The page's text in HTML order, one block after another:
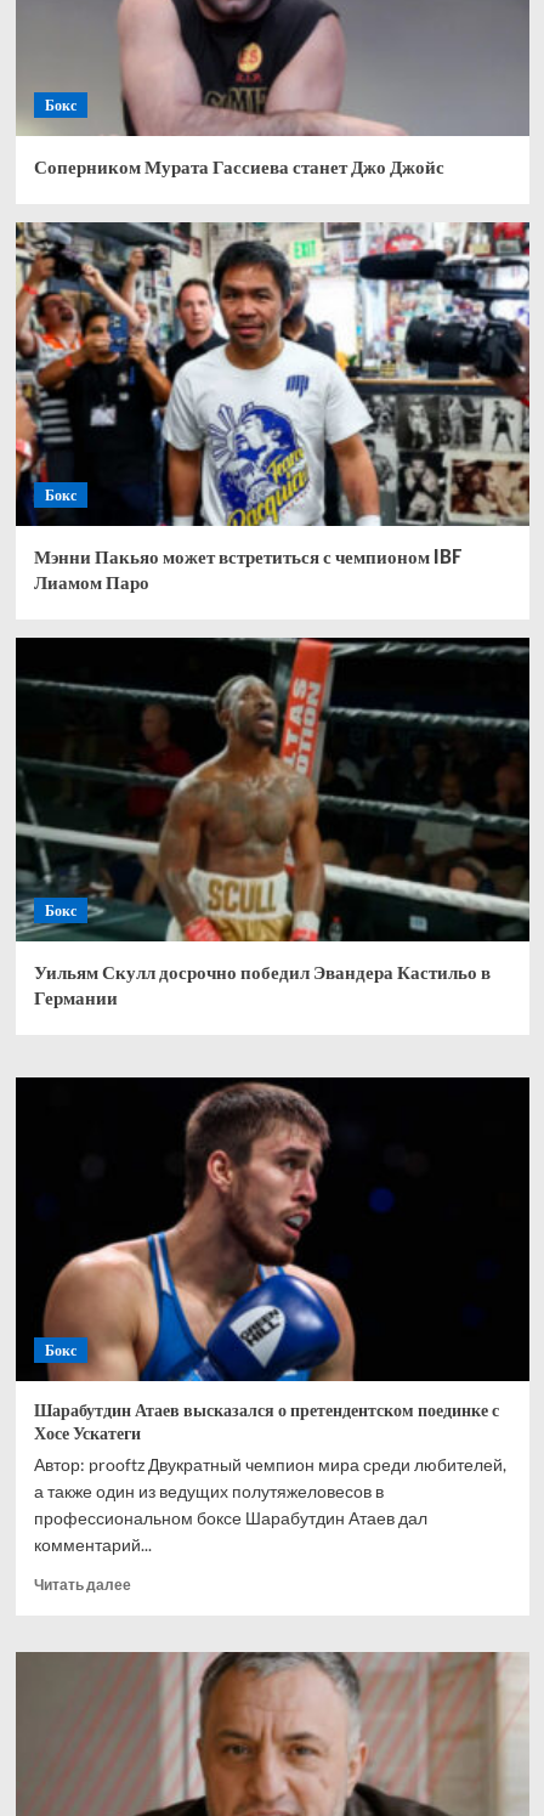
Бокс
Соперником Мурата Гассиева станет Джо Джойс
Бокс
Мэнни Пакьяо может встретиться с чемпионом IBF
Лиамом Паро
Бокс
Уильям Скулл досрочно победил Эвандера Кастильо в
Германии
Бокс
Шарабутдин Атаев высказался о претендентском поединке с
Хосе Ускатеги
Автор: prooftz Двукратный чемпион мира среди любителей,
а также один из ведущих полутяжеловесов в
профессиональном боксе Шарабутдин Атаев дал
комментарий...
Читать далееПрочитать
Шарабутдин
высказался
претендентском
Хосе